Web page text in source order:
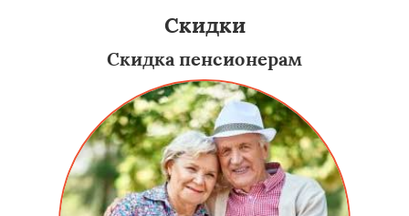
Скидки
Скидка пенсионерам